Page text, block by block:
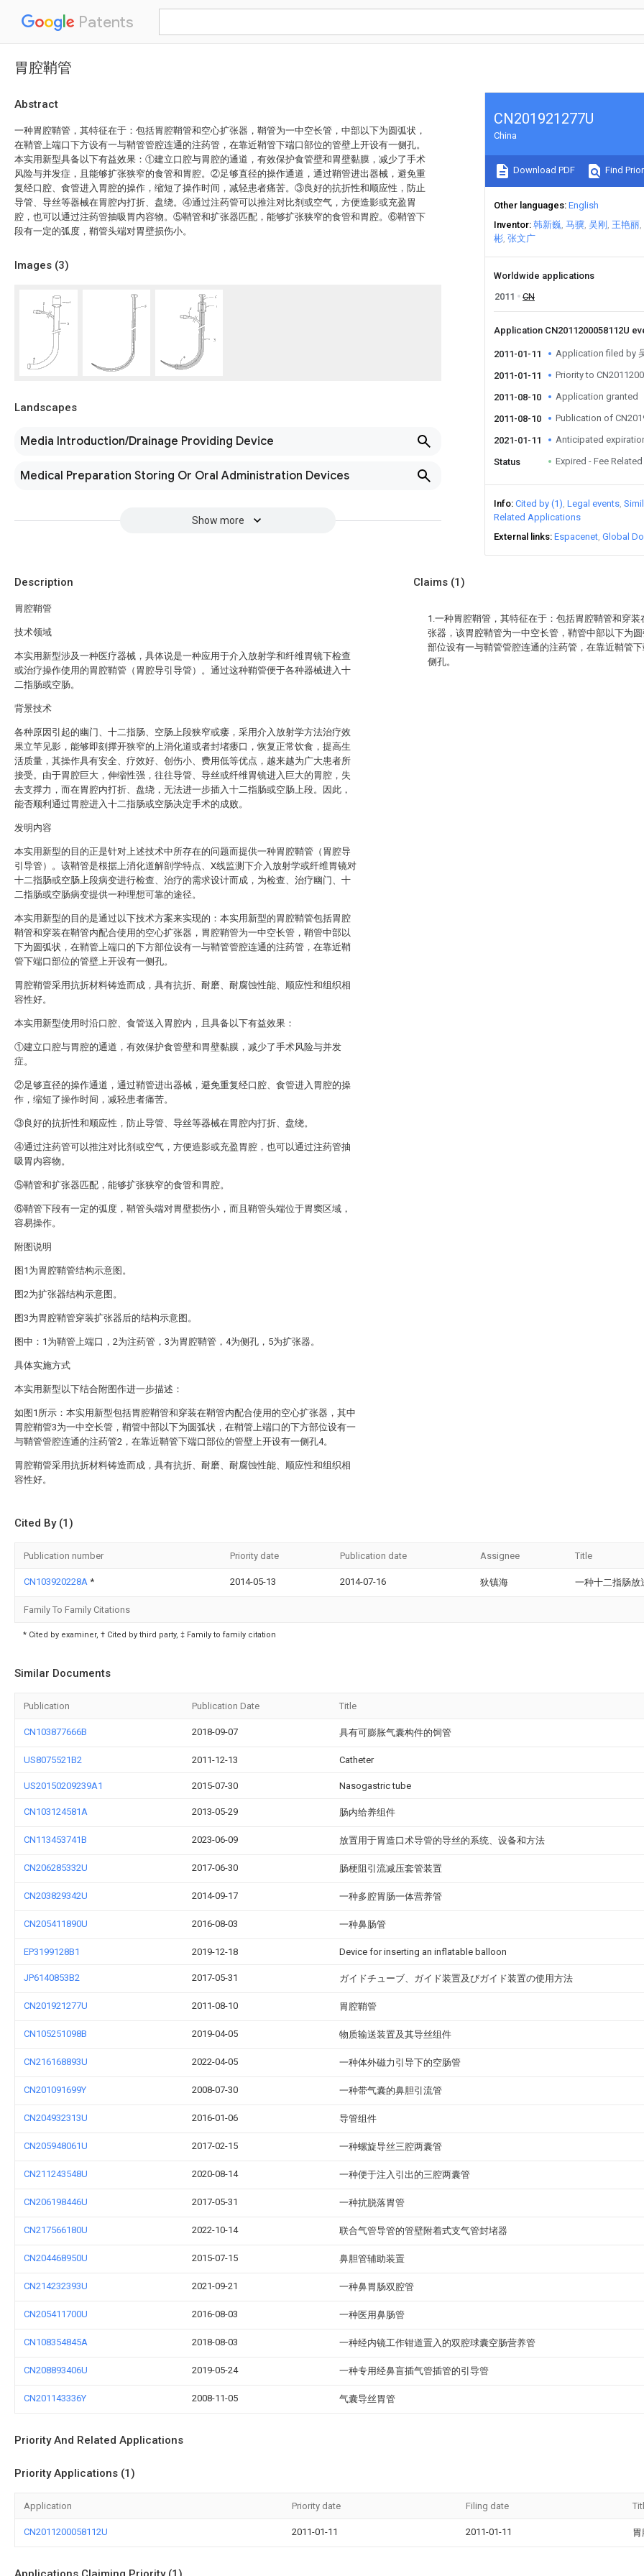
Patents
胃腔鞘管
Abstract
一种胃腔鞘管，其特征在于：包括胃腔鞘管和空心扩张器，鞘管为一中空长管，中部以下为圆弧状，
在鞘管上端口下方设有一与鞘管管腔连通的注药管，在靠近鞘管下端口部位的管壁上开设有一侧孔。
本实用新型具备以下有益效果：①建立口腔与胃腔的通道，有效保护食管壁和胃壁黏膜，减少了手术
风险与并发症，且能够扩张狭窄的食管和胃腔。②足够直径的操作通道，通过鞘管进出器械，避免重
复经口腔、食管进入胃腔的操作，缩短了操作时间，减轻患者痛苦。③良好的抗折性和顺应性，防止
导管、导丝等器械在胃腔内打折、盘绕。④通过注药管可以推注对比剂或空气，方便造影或充盈胃
腔，也可以通过注药管抽吸胃内容物。⑤鞘管和扩张器匹配，能够扩张狭窄的食管和胃腔。⑥鞘管下
段有一定的弧度，鞘管头端对胃壁损伤小。
Images (3)
Landscapes
Media Introduction/Drainage Providing Device
Medical Preparation Storing Or Oral Administration Devices
Show more
CN201921277U
China
Download PDF Find
Other languages English
Inventor 韩新巍 马骥 吴刚
王艳丽
彬 张文广
Worldwide applications
2011
CN
Application CN2011200058112U
2011-01-11 Application filed by
2011-01-11 Priority to
2011-08-10 Application granted
2011-08-10 Publication of
2021-01-11 Anticipated
Status Expired - Fee Related
Info Cited by (1) Legal events
Related Applications
External links Espacenet Global
Description
胃腔鞘管
技术领域
本实用新型涉及一种医疗器械，具体说是一种应用于介入放射学和纤维胃镜下检查
或治疗操作使用的胃腔鞘管（胃腔导引导管）。通过这种鞘管便于各种器械进入十
二指肠或空肠。
背景技术
各种原因引起的幽门、十二指肠、空肠上段狭窄或瘘，采用介入放射学方法治疗效
果立竿见影，能够即刻撑开狭窄的上消化道或者封堵瘘口，恢复正常饮食，提高生
活质量，其操作具有安全、疗效好、创伤小、费用低等优点，越来越为广大患者所
接受。由于胃腔巨大，伸缩性强，往往导管、导丝或纤维胃镜进入巨大的胃腔，失
去支撑力，而在胃腔内打折、盘绕，无法进一步插入十二指肠或空肠上段。因此，
能否顺利通过胃腔进入十二指肠或空肠决定手术的成败。
发明内容
本实用新型的目的正是针对上述技术中所存在的问题而提供一种胃腔鞘管（胃腔导
引导管）。该鞘管是根据上消化道解剖学特点、X线监测下介入放射学或纤维胃镜对
十二指肠或空肠上段病变进行检查、治疗的需求设计而成，为检查、治疗幽门、十
二指肠或空肠病变提供一种理想可靠的途径。
本实用新型的目的是通过以下技术方案来实现的：本实用新型的胃腔鞘管包括胃腔
鞘管和穿装在鞘管内配合使用的空心扩张器，胃腔鞘管为一中空长管，鞘管中部以
下为圆弧状，在鞘管上端口的下方部位设有一与鞘管管腔连通的注药管，在靠近鞘
管下端口部位的管壁上开设有一侧孔。
胃腔鞘管采用抗折材料铸造而成，具有抗折、耐磨、耐腐蚀性能、顺应性和组织相
容性好。
本实用新型使用时沿口腔、食管送入胃腔内，且具备以下有益效果：
①建立口腔与胃腔的通道，有效保护食管壁和胃壁黏膜，减少了手术风险与并发
症。
②足够直径的操作通道，通过鞘管进出器械，避免重复经口腔、食管进入胃腔的操
作，缩短了操作时间，减轻患者痛苦。
③良好的抗折性和顺应性，防止导管、导丝等器械在胃腔内打折、盘绕。
④通过注药管可以推注对比剂或空气，方便造影或充盈胃腔，也可以通过注药管抽
吸胃内容物。
⑤鞘管和扩张器匹配，能够扩张狭窄的食管和胃腔。
⑥鞘管下段有一定的弧度，鞘管头端对胃壁损伤小，而且鞘管头端位于胃窦区域，
容易操作。
附图说明
图1为胃腔鞘管结构示意图。
图2为扩张器结构示意图。
图3为胃腔鞘管穿装扩张器后的结构示意图。
图中：1为鞘管上端口，2为注药管，3为胃腔鞘管，4为侧孔，5为扩张器。
具体实施方式
本实用新型以下结合附图作进一步描述：
如图1所示：本实用新型包括胃腔鞘管和穿装在鞘管内配合使用的空心扩张器，其中
胃腔鞘管3为一中空长管，鞘管中部以下为圆弧状，在鞘管上端口的下方部位设有一
与鞘管管腔连通的注药管2，在靠近鞘管下端口部位的管壁上开设有一侧孔4。
胃腔鞘管采用抗折材料铸造而成，具有抗折、耐磨、耐腐蚀性能、顺应性和组织相
容性好。
Claims (1)
1.一种胃腔鞘管，其特征在于：包括胃腔鞘管和穿
张器，该胃腔鞘管为一中空长管，鞘管中部以下为
部位设有一与鞘管管腔连通的注药管，在靠近鞘管
侧孔。
Cited By (1)
Publication number Priority date Publication date Assignee Title
CN103920228A * 2014-05-13 2014-07-16 狄镇海 一种十二指肠放
Family To Family Citations
* Cited by examiner, † Cited by third party, ‡ Family to family citation
Similar Documents
Publication Publication Date Title
CN103877666B 2018-09-07 具有可膨胀气囊构件的饲管
US8075521B2 2011-12-13 Catheter
US20150209239A1 2015-07-30 Nasogastric tube
CN103124581A 2013-05-29 肠内给养组件
CN113453741B 2023-06-09 放置用于胃造口术导管的导丝的系统、设备和方法
CN206285332U 2017-06-30 肠梗阻引流减压套管装置
CN203829342U 2014-09-17 一种多腔胃肠一体营养管
CN205411890U 2016-08-03 一种鼻肠管
EP3199128B1 2019-12-18 Device for inserting an inflatable balloon
JP6140853B2 2017-05-31 ガイドチューブ、ガイド装置及びガイド装置の使用方法
CN201921277U 2011-08-10 胃腔鞘管
CN105251098B 2019-04-05 物质输送装置及其导丝组件
CN216168893U 2022-04-05 一种体外磁力引导下的空肠管
CN201091699Y 2008-07-30 一种带气囊的鼻胆引流管
CN204932313U 2016-01-06 导管组件
CN205948061U 2017-02-15 一种螺旋导丝三腔两囊管
CN211243548U 2020-08-14 一种便于注入引出的三腔两囊管
CN206198446U 2017-05-31 一种抗脱落胃管
CN217566180U 2022-10-14 联合气管导管的管壁附着式支气管封堵器
CN204468950U 2015-07-15 鼻胆管辅助装置
CN214232393U 2021-09-21 一种鼻胃肠双腔管
CN205411700U 2016-08-03 一种医用鼻肠管
CN108354845A 2018-08-03 一种经内镜工作钳道置入的双腔球囊空肠营养管
CN208893406U 2019-05-24 一种专用经鼻盲插气管插管的引导管
CN201143336Y 2008-11-05 气囊导丝胃管
Priority And Related Applications
Priority Applications (1)
Application Priority date Filing date
CN2011200058112U 2011-01-11 2011-01-11